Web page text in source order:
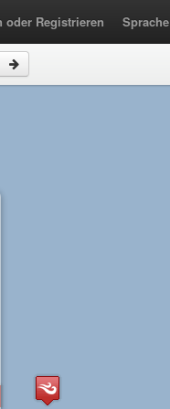
oder Registrieren Sprache